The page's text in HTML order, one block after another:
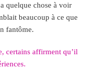
quelque chose à voir
beaucoup à ce que
fantôme.
certains affirment qu’il